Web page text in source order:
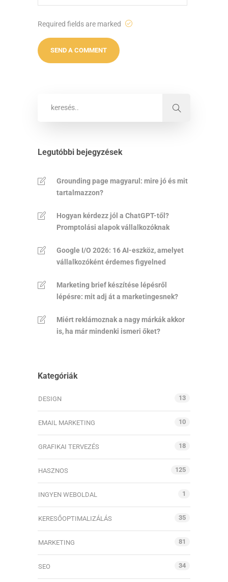
Required fields are marked
Legutóbbi bejegyzések
Grounding page magyarul: mire jó és mit
tartalmazzon?
Hogyan kérdezz jól a ChatGPT-től?
Promptolási alapok vállalkozóknak
Google I/O 2026: 16 AI-eszköz, amelyet
vállalkozóként érdemes figyelned
Marketing brief készítése lépésről
lépésre: mit adj át a marketingesnek?
Miért reklámoznak a nagy márkák akkor
is, ha már mindenki ismeri őket?
Kategóriák
DESIGN 13
EMAIL MARKETING 10
GRAFIKAI TERVEZÉS 18
HASZNOS 125
INGYEN WEBOLDAL 1
KERESŐOPTIMALIZÁLÁS 35
MARKETING 81
SEO 34